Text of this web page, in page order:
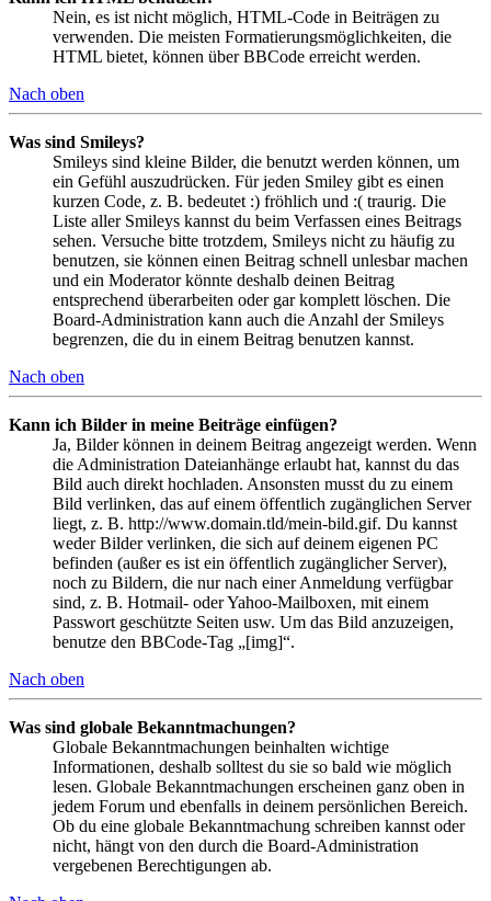
Nein, es ist nicht möglich, HTML-Code in Beiträgen zu
verwenden. Die meisten Formatierungsmöglichkeiten, die
HTML bietet, können über BBCode erreicht werden.
Nach oben
Was sind Smileys?
Smileys sind kleine Bilder, die benutzt werden können, um
ein Gefühl auszudrücken. Für jeden Smiley gibt es einen
kurzen Code, z. B. bedeutet :) fröhlich und :( traurig. Die
Liste aller Smileys kannst du beim Verfassen eines Beitrags
sehen. Versuche bitte trotzdem, Smileys nicht zu häufig zu
benutzen, sie können einen Beitrag schnell unlesbar machen
und ein Moderator könnte deshalb deinen Beitrag
entsprechend überarbeiten oder gar komplett löschen. Die
Board-Administration kann auch die Anzahl der Smileys
begrenzen, die du in einem Beitrag benutzen kannst.
Nach oben
Kann ich Bilder in meine Beiträge einfügen?
Ja, Bilder können in deinem Beitrag angezeigt werden. Wenn
die Administration Dateianhänge erlaubt hat, kannst du das
Bild auch direkt hochladen. Ansonsten musst du zu einem
Bild verlinken, das auf einem öffentlich zugänglichen Server
liegt, z. B. http://www.domain.tld/mein-bild.gif. Du kannst
weder Bilder verlinken, die sich auf deinem eigenen PC
befinden (außer es ist ein öffentlich zugänglicher Server),
noch zu Bildern, die nur nach einer Anmeldung verfügbar
sind, z. B. Hotmail- oder Yahoo-Mailboxen, mit einem
Passwort geschützte Seiten usw. Um das Bild anzuzeigen,
benutze den BBCode-Tag „[img]“.
Nach oben
Was sind globale Bekanntmachungen?
Globale Bekanntmachungen beinhalten wichtige
Informationen, deshalb solltest du sie so bald wie möglich
lesen. Globale Bekanntmachungen erscheinen ganz oben in
jedem Forum und ebenfalls in deinem persönlichen Bereich.
Ob du eine globale Bekanntmachung schreiben kannst oder
nicht, hängt von den durch die Board-Administration
vergebenen Berechtigungen ab.